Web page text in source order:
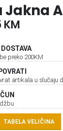
Jakna
KM
preko 200KM
artikala u slučaju
TABELA VELIČINA